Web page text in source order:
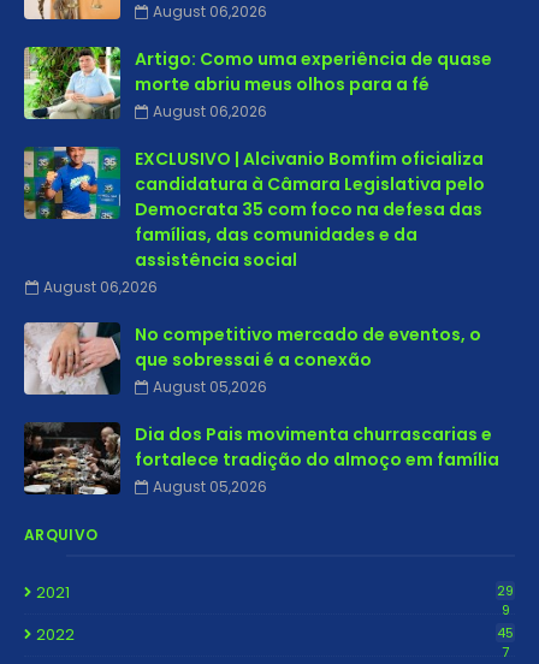
August 06,2026
Artigo: Como uma experiência de quase
morte abriu meus olhos para a fé
August 06,2026
EXCLUSIVO | Alcivanio Bomfim oficializa
candidatura à Câmara Legislativa pelo
Democrata 35 com foco na defesa das
famílias, das comunidades e da
assistência social
August 06,2026
No competitivo mercado de eventos, o
que sobressai é a conexão
August 05,2026
Dia dos Pais movimenta churrascarias e
fortalece tradição do almoço em família
August 05,2026
ARQUIVO
2021
29
9
2022
45
7